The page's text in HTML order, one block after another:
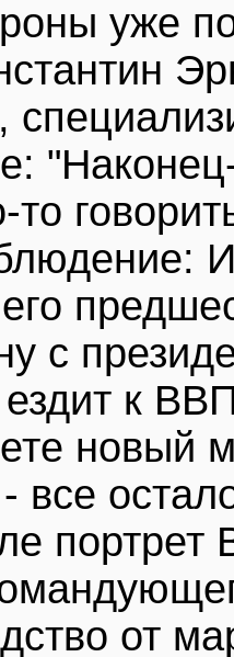
уже
то
с
к
новый
все
портрет
от